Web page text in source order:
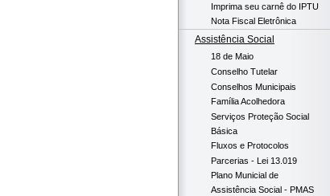
Imprima seu carnê do IPTU
Nota Fiscal Eletrônica
Assistência Social
18 de Maio
Conselho Tutelar
Conselhos Municipais
Família Acolhedora
Serviços Proteção Social
Básica
Fluxos e Protocolos
Parcerias - Lei 13.019
Plano Municial de
Assistência Social - PMAS